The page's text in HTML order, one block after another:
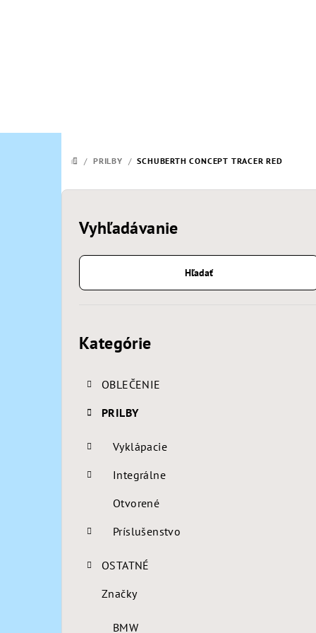
DOMOV
/ PRILBY / SCHUBERTH CONCEPT TRACER RED
B
Vyhľadávanie
Hľadať
Kategórie
OBLEČENIE
PRILBY
Vyklápacie
Integrálne
Otvorené
Príslušenstvo
OSTATNÉ
Značky
BMW